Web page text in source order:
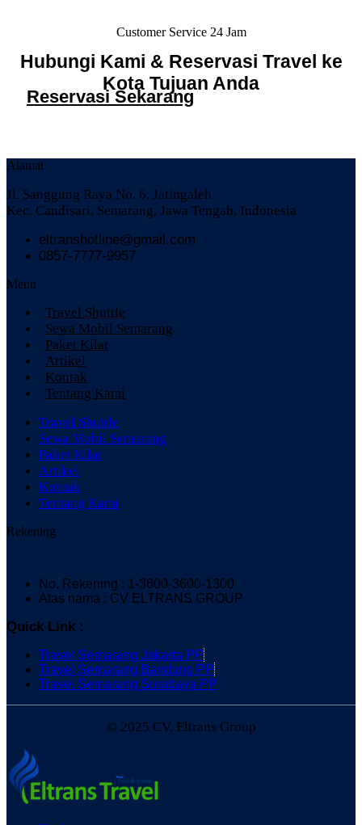
Customer Service 24 Jam
Hubungi Kami & Reservasi Travel ke
Kota Tujuan Anda
Reservasi Sekarang
Alamat
Jl. Sanggung Raya No. 6, Jatingaleh
Kec. Candisari, Semarang, Jawa Tengah, Indonesia
eltranshotline@gmail.com
0857-7777-9957
Menu
Travel Shuttle
Sewa Mobil Semarang
Paket Kilat
Artikel
Kontak
Tentang Kami
Travel Shuttle
Sewa Mobil Semarang
Paket Kilat
Artikel
Kontak
Tentang Kami
Rekening
No. Rekening : 1-3600-3600-1300
Atas nama : CV ELTRANS GROUP
Quick Link :
Travel Semarang Jakarta PP
Travel Semarang Bandung PP
Travel Semarang Surabaya PP
© 2025 CV. Eltrans Group